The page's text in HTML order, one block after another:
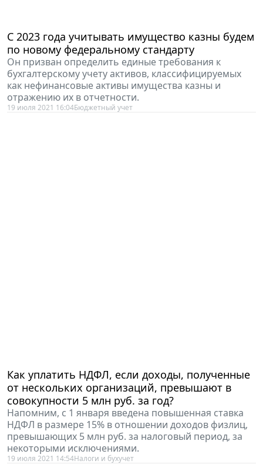
С 2023 года учитывать имущество казны будем
по новому федеральному стандарту
Он призван определить единые требования к
бухгалтерскому учету активов, классифицируемых
как нефинансовые активы имущества казны и
отражению их в отчетности.
19 июля 2021 16:04Бюджетный учет
Как уплатить НДФЛ, если доходы, полученные
от нескольких организаций, превышают в
совокупности 5 млн руб. за год?
Напомним, с 1 января введена повышенная ставка
НДФЛ в размере 15% в отношении доходов физлиц,
превышающих 5 млн руб. за налоговый период, за
некоторыми исключениями.
19 июля 2021 14:54Налоги и бухучет